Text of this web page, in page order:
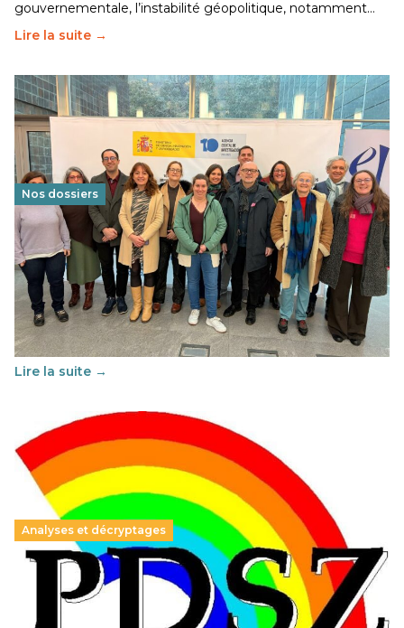
gouvernementale, l’instabilité géopolitique, notamment…
Lire la suite →
Nos dossiers
Éducation au vivre-ensemble : un échange croisé
franco-espagnol pour changer d’approche
29 juin 2026-National
Cette année, l'UNSA Éducation a mené un projet Erasmus
soutenu par l'union Européenne et centré sur l'éducation
au vivre-ensemble : quelles différences entre la France…
Lire la suite →
Analyses et décryptages
Hongrie : du changement pour les politiques
éducatives, aussi !
25 juin 2026